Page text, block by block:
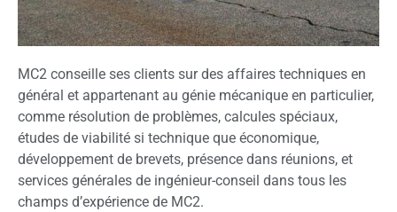
MC2 conseille ses clients sur des affaires techniques en
général et appartenant au génie mécanique en particulier,
comme résolution de problèmes, calcules spéciaux,
études de viabilité si technique que économique,
développement de brevets, présence dans réunions, et
services générales de ingénieur-conseil dans tous les
champs d’expérience de MC2.